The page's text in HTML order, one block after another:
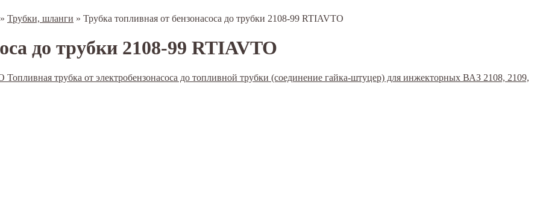
» Трубки, шланги » Трубка топливная от бензонасоса до трубки 2108-99 RTIAVTO
до трубки 2108-99 RTIAVTO